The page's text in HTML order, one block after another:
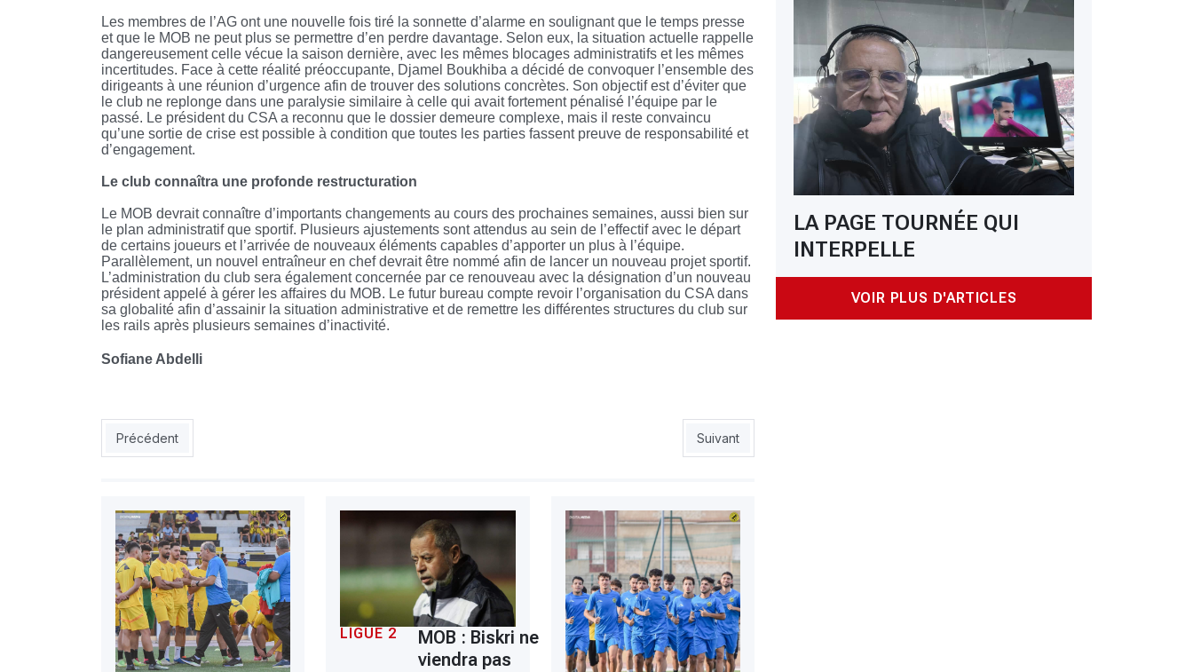
LA PAGE TOURNÉE QUI
INTERPELLE
VOIR PLUS D'ARTICLES
Les membres de l’AG ont une nouvelle fois tiré la sonnette d’alarme en soulignant que le temps presse
et que le MOB ne peut plus se permettre d’en perdre davantage. Selon eux, la situation actuelle rappelle
dangereusement celle vécue la saison dernière, avec les mêmes blocages administratifs et les mêmes
incertitudes. Face à cette réalité préoccupante, Djamel Boukhiba a décidé de convoquer l’ensemble des
dirigeants à une réunion d’urgence afin de trouver des solutions concrètes. Son objectif est d’éviter que
le club ne replonge dans une paralysie similaire à celle qui avait fortement pénalisé l’équipe par le
passé. Le président du CSA a reconnu que le dossier demeure complexe, mais il reste convaincu
qu’une sortie de crise est possible à condition que toutes les parties fassent preuve de responsabilité et
d’engagement.
Le club connaîtra une profonde restructuration
Le MOB devrait connaître d’importants changements au cours des prochaines semaines, aussi bien sur
le plan administratif que sportif. Plusieurs ajustements sont attendus au sein de l’effectif avec le départ
de certains joueurs et l’arrivée de nouveaux éléments capables d’apporter un plus à l’équipe.
Parallèlement, un nouvel entraîneur en chef devrait être nommé afin de lancer un nouveau projet sportif.
L’administration du club sera également concernée par ce renouveau avec la désignation d’un nouveau
président appelé à gérer les affaires du MOB. Le futur bureau compte revoir l’organisation du CSA dans
sa globalité afin d’assainir la situation administrative et de remettre les différentes structures du club sur
les rails après plusieurs semaines d’inactivité.
Sofiane Abdelli
Article précédent : NAHD : Tougaï et Belaïd, la fierté du NAHD
Précédent Article suivant : USMH : El-Harrach SDF !
Suivant
LIGUE 2
MOB : Biskri ne
viendra pas